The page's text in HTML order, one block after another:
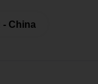
China